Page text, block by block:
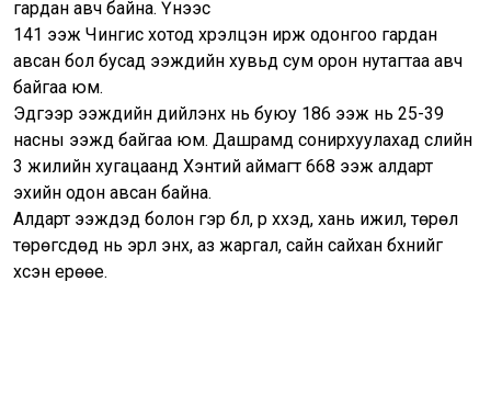
гардан авч байна. Үүнээс
141 ээж Чингис хотод хүрэлцэн ирж одонгоо гардан
авсан бол бусад ээжүүдийн хувьд сум орон нутагтаа авч
байгаа юм.
Эдгээр ээжүүдийн дийлэнх нь буюу 186 ээж нь 25-39
насны ээжүүд байгаа юм. Дашрамд сонирхуулахад сүүлийн
3 жилийн хугацаанд Хэнтий аймагт 668 ээж алдарт
эхийн одон авсан байна.
Алдарт ээжүүдэд болон гэр бүл, үр хүүхэд, хань ижил, төрөл
төрөгсдөд нь эрүүл энх, аз жаргал, сайн сайхан бүхнийг
хүсэн ерөөе.